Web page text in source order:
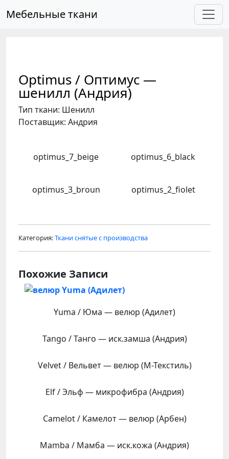
Мебельные ткани
Optimus / Оптимус —
шенилл (Андрия)
Тип ткани: Шенилл
Поставщик: Андрия
optimus_7_beige optimus_6_black
optimus_3_broun optimus_2_fiolet
Категория:Ткани снятые с производства
Похожие Записи
Yuma / Юма — велюр (Адилет)
Tango / Танго — иск.замша (Андрия)
Velvet / Вельвет — велюр (М-Текстиль)
Elf / Эльф — микрофибра (Андрия)
Camelot / Камелот — велюр (Арбен)
Mamba / Мамба — иск.кожа (Андрия)